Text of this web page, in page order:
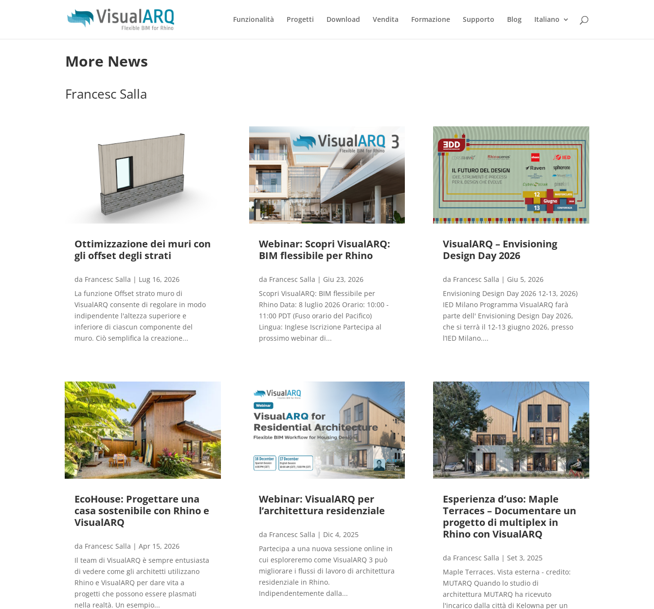
Funzionalità Progetti Download Vendita Formazione Supporto Blog Italiano
More News
Francesc Salla
Ottimizzazione dei muri con
gli offset degli strati
da Francesc Salla | Lug 16, 2026
La funzione Offset strato muro di
VisualARQ consente di regolare in modo
indipendente l'altezza superiore e
inferiore di ciascun componente del
muro. Ciò semplifica la creazione...
EcoHouse: Progettare una
casa sostenibile con Rhino e
VisualARQ
da Francesc Salla |Apr 15, 2026
Il team di VisualARQ è sempre entusiasta
di vedere come gli architetti utilizzano
Rhino e VisualARQ per dare vita a
progetti che possono essere plasmati
nella realtà. Un esempio...
Webinar: Scopri VisualARQ:
BIM flessibile per Rhino
da Francesc Salla | Giu 23, 2026
Scopri VisualARQ: BIM flessibile per
Rhino Data: 8 luglio 2026 Orario: 10:00 -
11:00 PDT (Fuso orario del Pacifico)
Lingua: Inglese Iscrizione Partecipa al
prossimo webinar di...
Webinar: VisualARQ per
l’architettura residenziale
da Francesc Salla | Dic 4, 2025
Partecipa a una nuova sessione online in
cui esploreremo come VisualARQ 3 può
migliorare i flussi di lavoro di architettura
residenziale in Rhino.
Indipendentemente dalla...
VisualARQ – Envisioning
Design Day 2026
da Francesc Salla | Giu 5, 2026
Envisioning Design Day 2026 12-13, 2026)
IED Milano Programma VisualARQ farà
parte dell' Envisioning Design Day 2026,
che si terrà il 12-13 giugno 2026, presso
l’IED Milano....
Esperienza d’uso: Maple
Terraces – Documentare un
progetto di multiplex in
Rhino con VisualARQ
da Francesc Salla | Set 3, 2025
Maple Terraces. Vista esterna - credito:
MUTARQ Quando lo studio di
architettura MUTARQ ha ricevuto
l'incarico dalla città di Kelowna per un